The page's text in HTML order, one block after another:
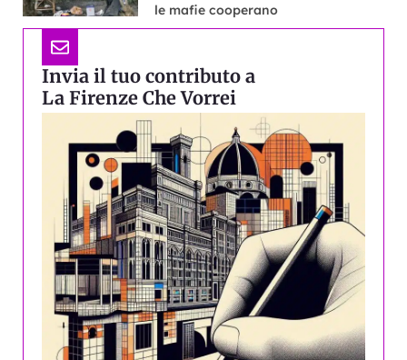
le mafie cooperano
Invia il tuo contributo a
La Firenze Che Vorrei